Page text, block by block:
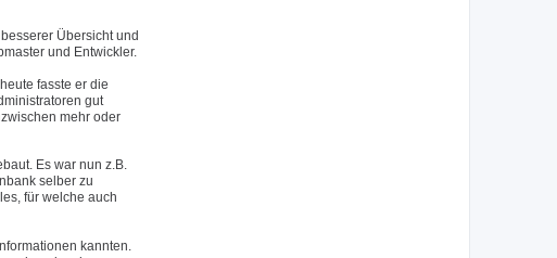
Übersicht und
und Entwickler.
fasste er die
gut
mehr oder
Es war nun z.B.
selber zu
für welche auch
kannten.